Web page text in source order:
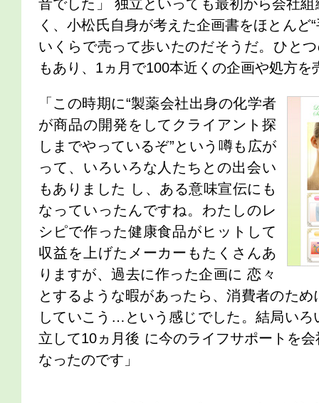
音でした」 独立といっても最初から会社
く、小松氏自身が考えた企画書をほとんど
いくらで売って歩いたのだそうだ。ひと
もあり、1ヵ月で100本近くの企画や処方を
「この時期に“製薬会社出身の化学者
が商品の開発をしてクライアント探
しまでやっているぞ”という噂も広が
って、いろいろな人たちとの出会い
もありました し、ある意味宣伝にも
なっていったんですね。わたしのレ
シピで作った健康食品がヒットして
収益を上げたメーカーもたくさんあ
りますが、過去に作った企画に 恋々
とするような暇があったら、消費者のた
していこう…という感じでした。結局いろ
立して10ヵ月後 に今のライフサポートを
なったのです」